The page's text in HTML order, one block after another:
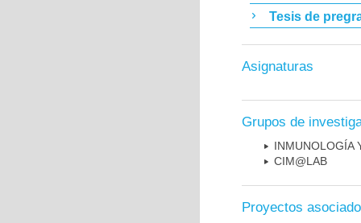
Tesis de
Asignaturas
Grupos de
INMUNOLOGÍA
CIM@LAB
Proyectos